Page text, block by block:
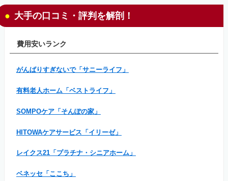
大手の口コミ・評判を解剖！
費用安いランク
がんばりすぎないで「サニーライフ」
有料老人ホーム「ベストライフ」
SOMPOケア「そんぽの家」
HITOWAケアサービス「イリーゼ」
レイクス21「プラチナ・シニアホーム」
ベネッセ「ここち」